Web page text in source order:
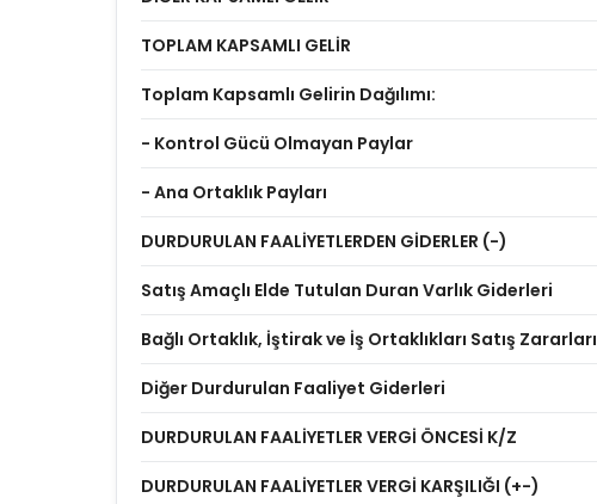
TOPLAM KAPSAMLI GELİR
Toplam Kapsamlı Gelirin Dağılımı:
- Kontrol Gücü Olmayan Paylar
- Ana Ortaklık Payları
DURDURULAN FAALİYETLERDEN GİDERLER (-)
Satış Amaçlı Elde Tutulan Duran Varlık Giderleri
Bağlı Ortaklık, İştirak ve İş Ortaklıkları Satış Zararları
Diğer Durdurulan Faaliyet Giderleri
DURDURULAN FAALİYETLER VERGİ ÖNCESİ K/Z
DURDURULAN FAALİYETLER VERGİ KARŞILIĞI (+-)